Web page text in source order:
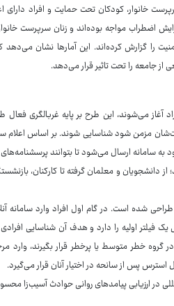
خانوار، کودکان تحت حمایت و افراد دارای
گروه‌ها با افزایش اضطراب مواجه بوده‌اند و زنان
امنیت را گزارش کرده‌اند. این آمارها نشان
جامعه را تحت تاثیر قرار می‌دهد.
آغاز می‌شوند، این طرح بر پایه غربالگری
مزمن شود شناسایی شوند. بر اساس اعلام
لینک ورود به سامانه ارسال می‌شود تا بتوانند
و معلمان گرفته تا کارکنان،
فیلتر اولیه را دارد و هدف آن شناسایی
گروه خطر متوسط یا پرخطر قرار بگیرند،
پس از سانحه در اختیار آنان قرار می‌گیرد.
در ارزیابی پیامدهای روانی حوادث آسیب‌زا